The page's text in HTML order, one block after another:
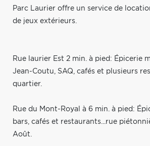
Parc Laurier offre un service de
de jeux extérieurs.
Rue laurier Est 2 min. à pied: Épicerie
Jean-Coutu, SAQ, cafés et plusieurs
quartier.
Rue du Mont-Royal à 6 min. à pied:
bars, cafés et restaurants...rue
Août.